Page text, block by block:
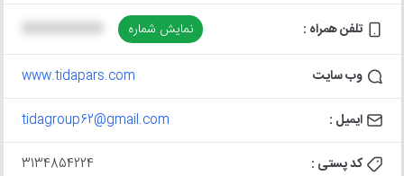
تلفن همراه : نمایش شماره
وب سایت www.tidapars.com
ایمیل : tidagroup62@gmail.com
کد پستی : 3134854224